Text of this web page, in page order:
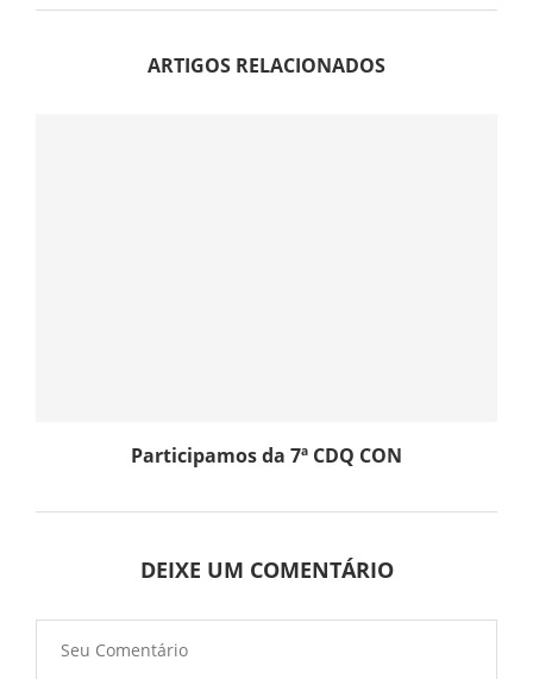
ARTIGOS RELACIONADOS
Participamos da 7ª CDQ CON
DEIXE UM COMENTÁRIO